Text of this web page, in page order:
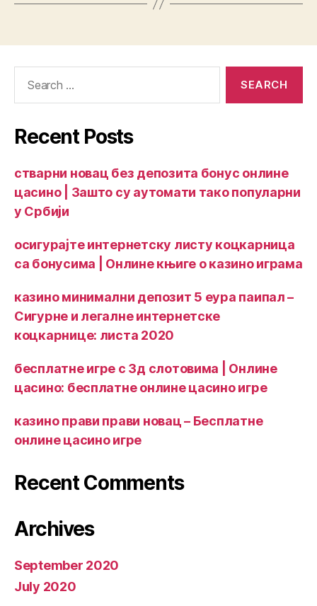
Recent Posts
стварни новац без депозита бонус онлине
цасино | Зашто су аутомати тако популарни
у Србији
осигурајте интернетску листу коцкарница
са бонусима | Онлине књиге о казино играма
казино минимални депозит 5 еура паипал –
Сигурне и легалне интернетске
коцкарнице: листа 2020
бесплатне игре с 3д слотовима | Онлине
цасино: бесплатне онлине цасино игре
казино прави прави новац – Бесплатне
онлине цасино игре
Recent Comments
Archives
September 2020
July 2020